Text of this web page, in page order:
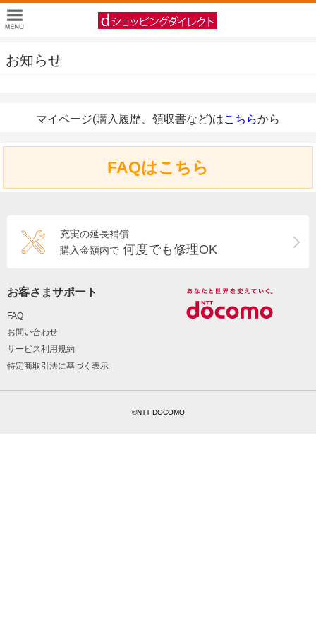
お知らせ
マイページ(購入履歴、領収書など)はこちらから
FAQはこちら
充実の延長補償
購入金額内で 何度でも修理OK
お客さまサポート
FAQ
お問い合わせ
サービス利用規約
特定商取引法に基づく表示
©NTT DOCOMO